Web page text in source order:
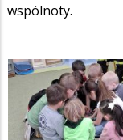
wspólnoty.